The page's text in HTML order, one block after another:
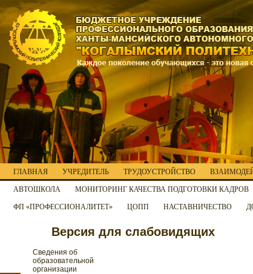
ГЛАВНАЯ УЧРЕДИТЕЛЬ ТРУДОУСТРОЙСТВО
АВТОШКОЛА МОНИТОРИНГ КАЧЕСТВА ПОДГОТОВКИ КАДРОВ
ФП «ПРОФЕССИОНАЛИТЕТ» ЦОПП НАСТАВНИЧЕСТВО
Версия для слабовидящих
Сведения об
образовательной
организации